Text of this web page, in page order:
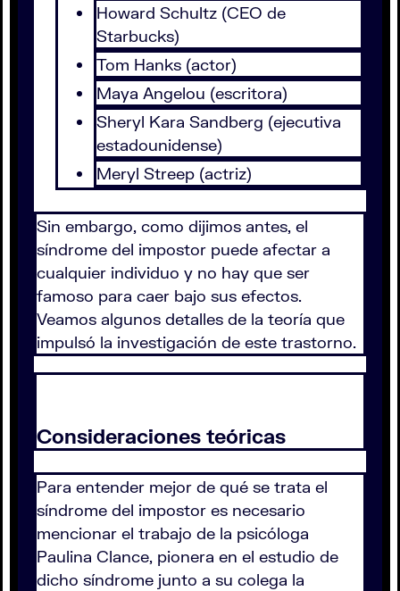
Howard Schultz (CEO de
Starbucks)
Tom Hanks (actor)
Maya Angelou (escritora)
Sheryl Kara Sandberg (ejecutiva
estadounidense)
Meryl Streep (actriz)
Sin embargo, como dijimos antes, el
síndrome del impostor puede afectar a
cualquier individuo y no hay que ser
famoso para caer bajo sus efectos.
Veamos algunos detalles de la teoría que
impulsó la investigación de este trastorno.
Consideraciones teóricas
Para entender mejor de qué se trata el
síndrome del impostor es necesario
mencionar el trabajo de la psicóloga
Paulina Clance, pionera en el estudio de
dicho síndrome junto a su colega la